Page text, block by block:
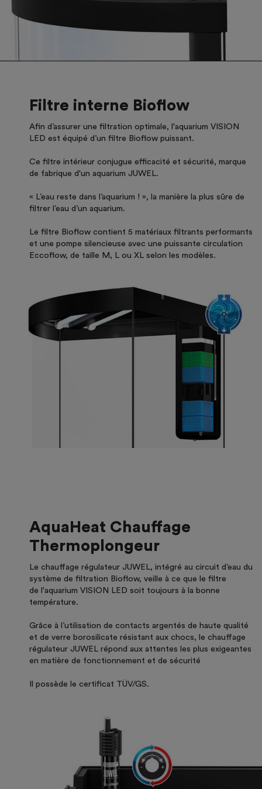
Filtre interne Bioflow
Afin d’assurer une filtration optimale, l'aquarium VISION
LED est équipé d’un filtre Bioflow puissant.
Ce filtre intérieur conjugue efficacité et sécurité, marque
de fabrique d'un aquarium JUWEL.
« L’eau reste dans l’aquarium ! », la manière la plus sûre de
filtrer l’eau d’un aquarium.
Le filtre Bioflow contient 5 matériaux filtrants performants
et une pompe silencieuse avec une puissante circulation
Eccoflow, de taille M, L ou XL selon les modèles.
AquaHeat Chauffage
Thermoplongeur
Le chauffage régulateur JUWEL, intégré au circuit d’eau du
système de filtration Bioflow, veille à ce que le filtre
de l'aquarium VISION LED soit toujours à la bonne
température.
Grâce à l’utilisation de contacts argentés de haute qualité
et de verre borosilicate résistant aux chocs, le chauffage
régulateur JUWEL répond aux attentes les plus exigeantes
en matière de fonctionnement et de sécurité
Il possède le certificat TÜV/GS.